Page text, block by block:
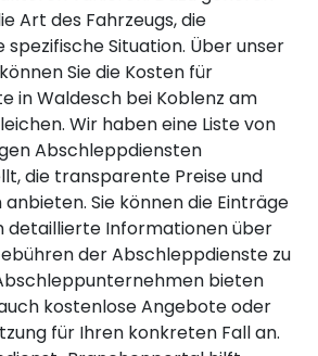
Art des Fahrzeugs, die
spezifische Situation. Über unser
Sie die Kosten für
in Waldesch bei Koblenz am
Wir haben eine Liste von
Abschleppdiensten
die transparente Preise und
Sie können die Einträge
detaillierte Informationen über
der Abschleppdienste zu
bieten
kostenlose Angebote oder
für Ihren konkreten Fall an.